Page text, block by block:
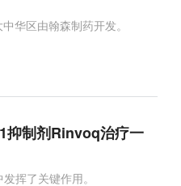
华区由翰森制药开发。
抑制剂Rinvoq治疗一
挥了关键作用。